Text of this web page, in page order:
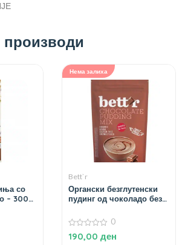
со
– 300
Нема залиха
Bett`r
Органски безглутенски
пудинг од чоколадо без
0
од
0
190,00 ден